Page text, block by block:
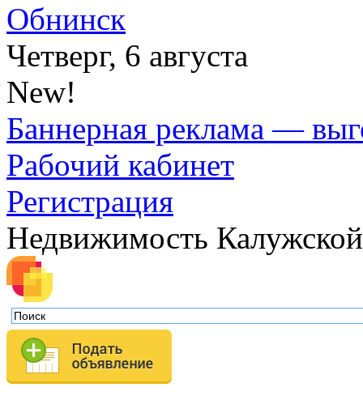
Обнинск
Четверг, 6 августа
New!
Баннерная реклама —
Рабочий кабинет
Регистрация
Недвижимость